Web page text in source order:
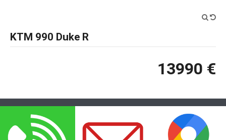
KTM 990 Duke R
13990 €